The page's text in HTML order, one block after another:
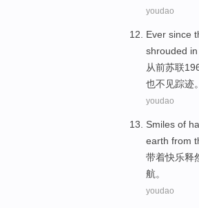
youdao
Ever since
shrouded in
从前苏联
也不见踪迹。
youdao
Smiles of
earth from
带着快乐释
航。
youdao